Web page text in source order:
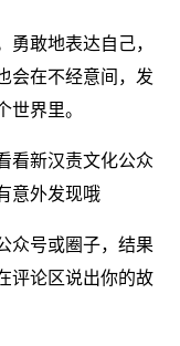
勇敢地表达自己，
会在不经意间，发
世界里。
看新汉责文化公众
意外发现哦
众号或圈子，结果
评论区说出你的故